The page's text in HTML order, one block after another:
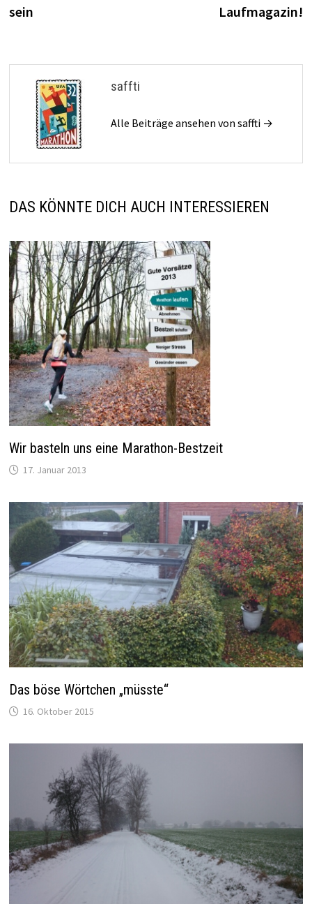
sein
Laufmagazin!
saffti
Alle Beiträge ansehen von saffti →
DAS KÖNNTE DICH AUCH INTERESSIEREN
Wir basteln uns eine Marathon-Bestzeit
17. Januar 2013
Das böse Wörtchen „müsste“
16. Oktober 2015